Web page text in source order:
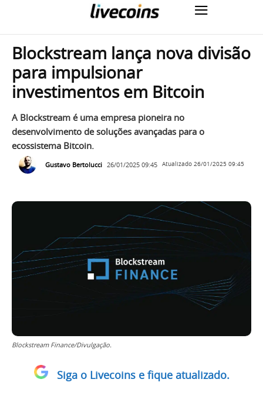
Blockstream lança nova divisão
para impulsionar
investimentos em Bitcoin
A Blockstream é uma empresa pioneira no
desenvolvimento de soluções avançadas para o
ecossistema Bitcoin.
Gustavo Bertolucci 26/01/2025 09:45 Atualizado 26/01/2025 09:45
Blockstream Finance/Divulgação.
Siga o Livecoins e fique atualizado.